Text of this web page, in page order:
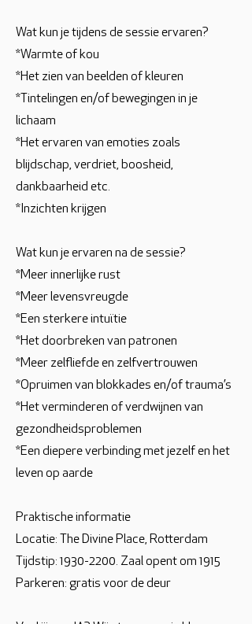
Wat kun je tijdens de sessie ervaren?
*Warmte of kou
*Het zien van beelden of kleuren
*Tintelingen en/of bewegingen in je
lichaam
*Het ervaren van emoties zoals
blijdschap, verdriet, boosheid,
dankbaarheid etc.
*Inzichten krijgen
Wat kun je ervaren na de sessie?
*Meer innerlijke rust
*Meer levensvreugde
*Een sterkere intuïtie
*Het doorbreken van patronen
*Meer zelfliefde en zelfvertrouwen
*Opruimen van blokkades en/of trauma’s
*Het verminderen of verdwijnen van
gezondheidsproblemen
*Een diepere verbinding met jezelf en het
leven op aarde
Praktische informatie
Locatie: The Divine Place, Rotterdam
Tijdstip: 1930-2200. Zaal opent om 1915
Parkeren: gratis voor de deur